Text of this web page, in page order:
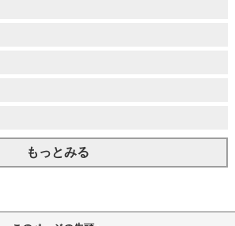
もっとみる